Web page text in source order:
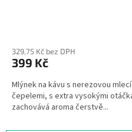
329,75 Kč bez DPH
399 Kč
Mlýnek na kávu s nerezovou
čepelemi, s extra vysokými
zachovává aroma čerstvě...